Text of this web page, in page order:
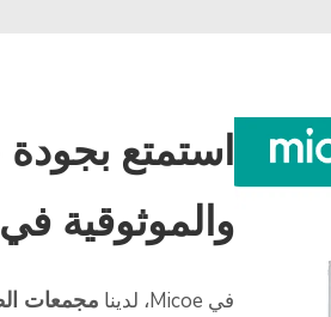
استمتع بجودة
والموثوقية
في Micoe، لدينا مجمعات